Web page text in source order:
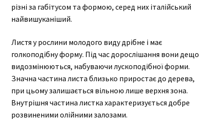
різні за габітусом та формою, серед них італійський
найвишуканіший.
Листя у рослини молодого виду дрібне і має
голкоподібну форму. Під час дорослішання вони дещо
видозмінюються, набуваючи лускоподібної форми.
Значна частина листа близько приростає до дерева,
при цьому залишається вільною лише верхня зона.
Внутрішня частина листка характеризується добре
розвиненими олійними залозами.